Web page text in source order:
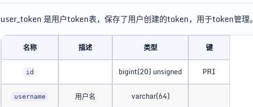
user_token 是用户token表，保存了用户创建的token，用于token管理。
名称 描述 类型 键
id bigint(20) unsigned PRI
username 用户名 varchar(64)